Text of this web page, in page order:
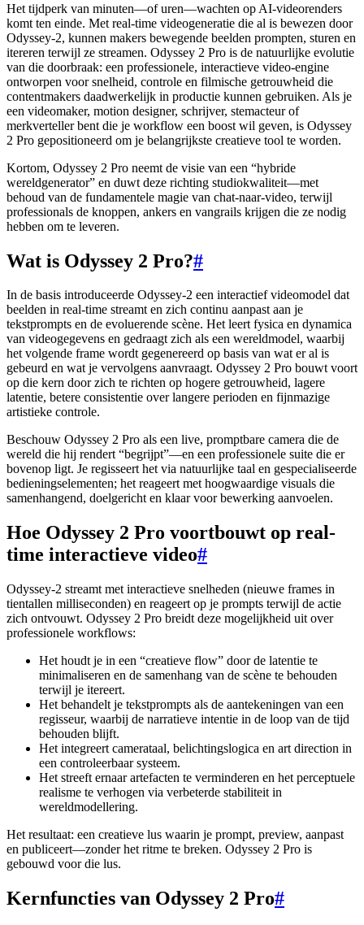
Het tijdperk van minuten—of uren—wachten op AI-videorenders
komt ten einde. Met real-time videogeneratie die al is bewezen door
Odyssey-2, kunnen makers bewegende beelden prompten, sturen en
itereren terwijl ze streamen. Odyssey 2 Pro is de natuurlijke evolutie
van die doorbraak: een professionele, interactieve video-engine
ontworpen voor snelheid, controle en filmische getrouwheid die
contentmakers daadwerkelijk in productie kunnen gebruiken. Als je
een videomaker, motion designer, schrijver, stemacteur of
merkverteller bent die je workflow een boost wil geven, is Odyssey
2 Pro gepositioneerd om je belangrijkste creatieve tool te worden.
Kortom, Odyssey 2 Pro neemt de visie van een “hybride
wereldgenerator” en duwt deze richting studiokwaliteit—met
behoud van de fundamentele magie van chat-naar-video, terwijl
professionals de knoppen, ankers en vangrails krijgen die ze nodig
hebben om te leveren.
Wat is Odyssey 2 Pro?#
In de basis introduceerde Odyssey-2 een interactief videomodel dat
beelden in real-time streamt en zich continu aanpast aan je
tekstprompts en de evoluerende scène. Het leert fysica en dynamica
van videogegevens en gedraagt zich als een wereldmodel, waarbij
het volgende frame wordt gegenereerd op basis van wat er al is
gebeurd en wat je vervolgens aanvraagt. Odyssey 2 Pro bouwt voort
op die kern door zich te richten op hogere getrouwheid, lagere
latentie, betere consistentie over langere perioden en fijnmazige
artistieke controle.
Beschouw Odyssey 2 Pro als een live, promptbare camera die de
wereld die hij rendert “begrijpt”—en een professionele suite die er
bovenop ligt. Je regisseert het via natuurlijke taal en gespecialiseerde
bedieningselementen; het reageert met hoogwaardige visuals die
samenhangend, doelgericht en klaar voor bewerking aanvoelen.
Hoe Odyssey 2 Pro voortbouwt op real-
time interactieve video#
Odyssey-2 streamt met interactieve snelheden (nieuwe frames in
tientallen milliseconden) en reageert op je prompts terwijl de actie
zich ontvouwt. Odyssey 2 Pro breidt deze mogelijkheid uit over
professionele workflows:
Het houdt je in een “creatieve flow” door de latentie te
minimaliseren en de samenhang van de scène te behouden
terwijl je itereert.
Het behandelt je tekstprompts als de aantekeningen van een
regisseur, waarbij de narratieve intentie in de loop van de tijd
behouden blijft.
Het integreert camerataal, belichtingslogica en art direction in
een controleerbaar systeem.
Het streeft ernaar artefacten te verminderen en het perceptuele
realisme te verhogen via verbeterde stabiliteit in
wereldmodellering.
Het resultaat: een creatieve lus waarin je prompt, preview, aanpast
en publiceert—zonder het ritme te breken. Odyssey 2 Pro is
gebouwd voor die lus.
Kernfuncties van Odyssey 2 Pro#